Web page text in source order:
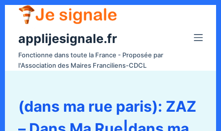
applijesignale.fr
Fonctionne dans toute la France - Proposée par
l'Association des Maires Franciliens-CDCL
(dans ma rue paris): ZAZ